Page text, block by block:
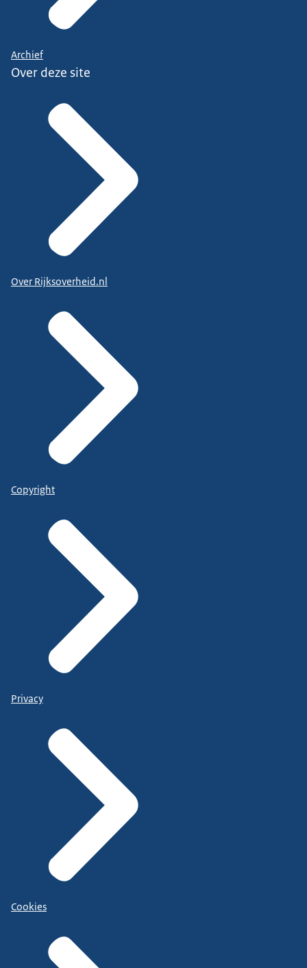
Archief
Over deze site
Over Rijksoverheid.nl
Copyright
Privacy
Cookies